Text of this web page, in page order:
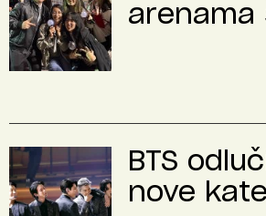
arenama
BTS
nove